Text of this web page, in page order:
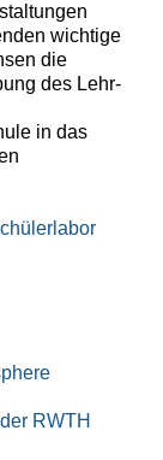
wichtige
die
des Lehr-
in das
RWTH